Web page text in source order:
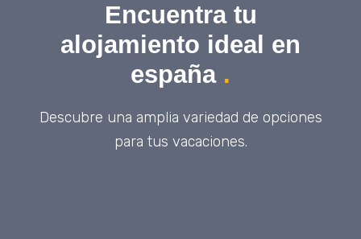
Encuentra tu
alojamiento ideal en
españa .
Descubre una amplia variedad de opciones
para tus vacaciones.